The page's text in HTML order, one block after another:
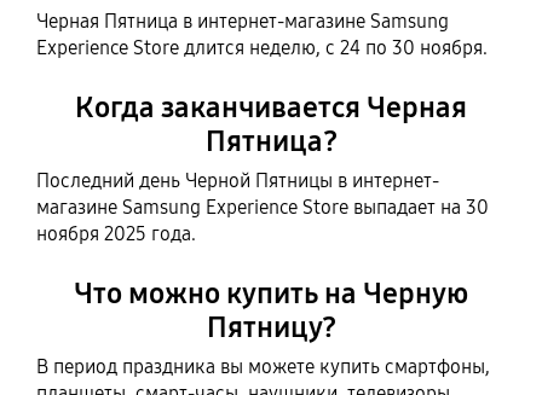
Черная Пятница в интернет-магазине Samsung
Experience Store длится неделю, с 24 по 30 ноября.
Когда заканчивается Черная
Пятница?
Последний день Черной Пятницы в интернет-
магазине Samsung Experience Store выпадает на 30
ноября 2025 года.
Что можно купить на Черную
Пятницу?
В период праздника вы можете купить смартфоны,